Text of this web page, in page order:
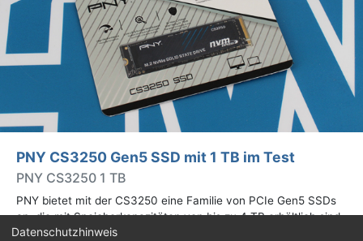
PNY CS3250 Gen5 SSD mit 1 TB im Test
PNY CS3250 1 TB
PNY bietet mit der CS3250 eine Familie von PCIe Gen5 SSDs
an, die mit Speicherkapazitäten von bis zu 4 TB erhältlich sind.
Die Drives erreichen bis zu 14.900 MB/s lesend. Wir haben das
Datenschutzhinweis